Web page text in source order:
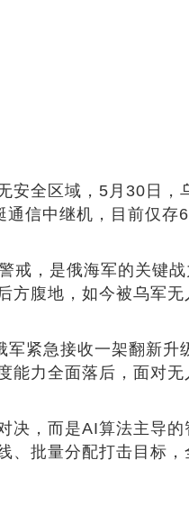
全区域，5月30日
信中继机，目前仅
，是俄海军的关键
腹地，如今被乌军
紧急接收一架翻新
力全面落后，面对
，而是AI算法主导
批量分配打击目标